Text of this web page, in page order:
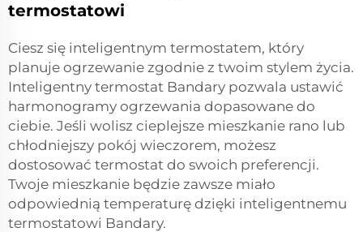
termostatowi
Ciesz się inteligentnym termostatem, który
planuje ogrzewanie zgodnie z twoim stylem życia.
Inteligentny termostat Bandary pozwala ustawić
harmonogramy ogrzewania dopasowane do
ciebie. Jeśli wolisz cieplejsze mieszkanie rano lub
chłodniejszy pokój wieczorem, możesz
dostosować termostat do swoich preferencji.
Twoje mieszkanie będzie zawsze miało
odpowiednią temperaturę dzięki inteligentnemu
termostatowi Bandary.